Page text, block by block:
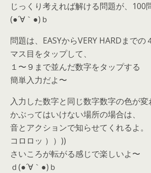
じっくり考えれば解ける問題が、100
(●´∀｀●)ｂ
問題は、EASYからVERY HARDまでの
マス目をタップして、
１〜９まで並んだ数字をタップする
簡単入力だよ〜
入力した数字と同じ数字数字の色が変
かぶってはいけない場所の場合は、
音とアクションで知らせてくれるよ。
コロロッ ））))
さいころが転がる感じで楽しいよ〜
ｄ(●´∀｀●)ｂ